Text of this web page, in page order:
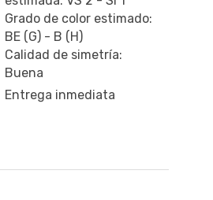
Grado de color estimado:
BE (G) - B (H)
Calidad de simetría:
Buena
Entrega inmediata